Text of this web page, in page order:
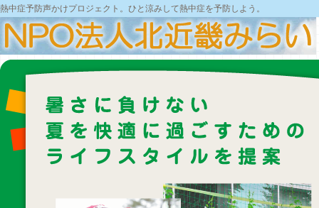
熱中症予防声かけプロジェクト。ひと涼みして熱中症を予防しよう。